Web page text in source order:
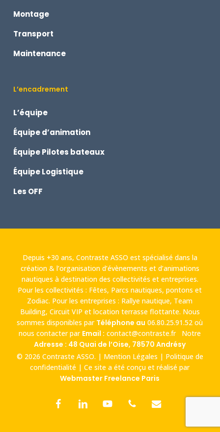
Montage
Transport
Maintenance
L’encadrement
L’équipe
Équipe d’animation
Équipe Pilotes bateaux
Équipe Logistique
Les OFF
Depuis +30 ans, Contraste ASSO est spécialisé dans la
création & l’organisation d’évènements et d’animations
nautiques à destination des collectivités et entreprises.
Pour les collectivités : Fêtes, Parcs nautiques, pontons et
Zodiac. Pour les entreprises : Rallye nautique, Team
Building, Circuit VIP et location terrasse flottante. Nous
sommes disponibles par Téléphone au 06.80.25.91.52 où
nous contacter par Email : contact@contraste.fr Notre
Adresse : 48 Quai de l’Oise, 78570 Andrésy
© 2026 Contraste ASSO. | Mention Légales | Politique de
confidentialité | Ce site a été conçu et réalisé par
Webmaster Freelance Paris
facebooklinkedin youtubephone email